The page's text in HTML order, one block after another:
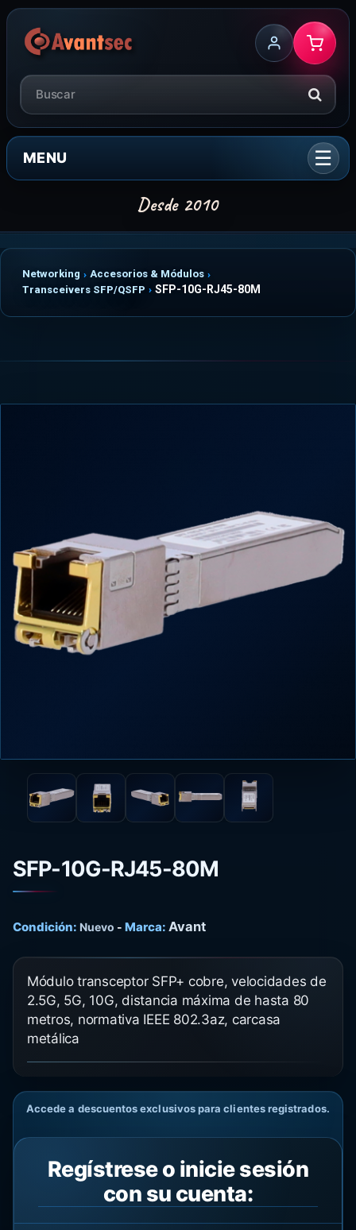
MENU
Networking
Accesorios & Módulos
Transceivers SFP/QSFP
SFP-10G-RJ45-80M
SFP-10G-RJ45-80M
Condición: Nuevo - Marca: Avant
Módulo transceptor SFP+ cobre, velocidades de
2.5G, 5G, 10G, distancia máxima de hasta 80
metros, normativa IEEE 802.3az, carcasa
metálica
Accede a descuentos exclusivos para clientes registrados.
Regístrese o inicie sesión
con su cuenta: